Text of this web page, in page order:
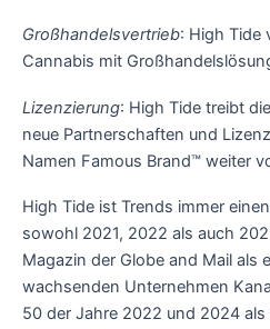
Großhandelsvertrieb: High Tide
Cannabis mit
Lizenzierung: High Tide treibt
neue Partnerschaften und
Namen Famous Brand™ weiter
High Tide ist Trends immer
sowohl 2021, 2022 als auch
Magazin der Globe and Mail als
wachsenden Unternehmen
50 der Jahre 2022 und 2024